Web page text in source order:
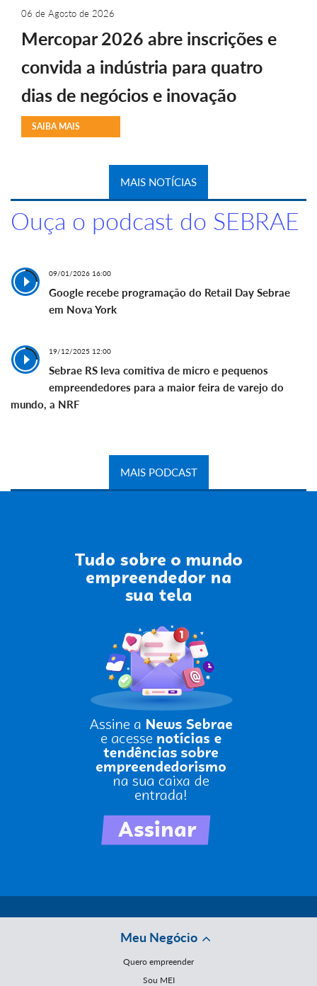
06 de Agosto de 2026
Mercopar 2026 abre inscrições e
convida a indústria para quatro
dias de negócios e inovação
SAIBA MAIS
MAIS NOTÍCIAS
Ouça o podcast do SEBRAE
09/01/2026 16:00
Google recebe programação do Retail Day Sebrae
em Nova York
19/12/2025 12:00
Sebrae RS leva comitiva de micro e pequenos
empreendedores para a maior feira de varejo do
mundo, a NRF
MAIS PODCAST
Meu Negócio
Quero empreender
Sou MEI